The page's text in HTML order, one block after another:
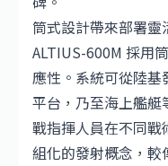
筒式設計帶來部署靈
ALTIUS-600M 採用
應性。系統可從陸基
平台，乃至海上艦
戰指揮人員在不同
組化的發射概念，較